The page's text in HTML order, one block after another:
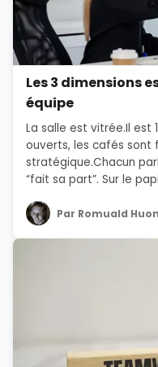
Les 3 dimensions
équipe
La salle est vitrée.Il est
ouverts, les cafés sont
stratégique.Chacun
“fait sa part”. Sur le
Par Romuald Huon